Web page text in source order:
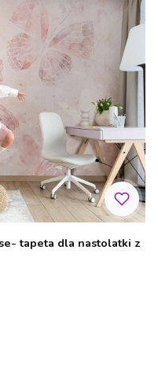
tapeta dla nastolatki z